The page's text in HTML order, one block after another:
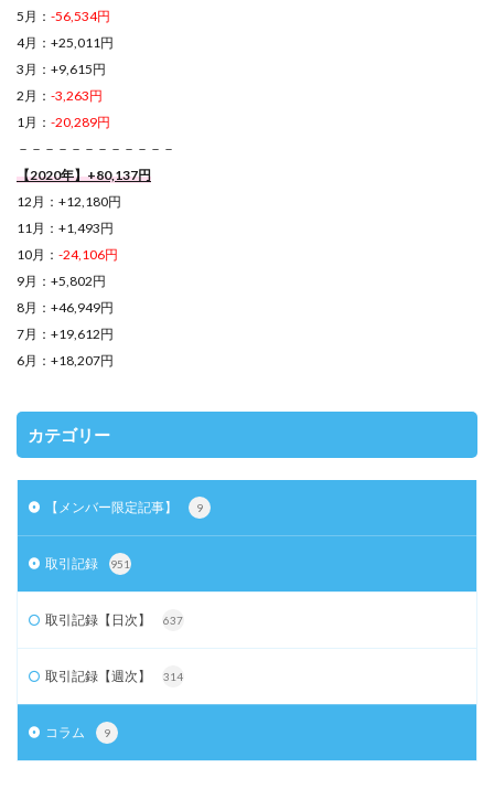
5月： -56,534円
4月：+25,011円
3月：+9,615円
2月： -3,263円
1月： -20,289円
－－－－－－－－－－－－
【2020年】+80,137円
12月：+12,180円
11月：+1,493円
10月： -24,106円
9月：+5,802円
8月：+46,949円
7月：+19,612円
6月：+18,207円
カテゴリー
【メンバー限定記事】 9
取引記録 951
取引記録【日次】 637
取引記録【週次】 314
コラム 9